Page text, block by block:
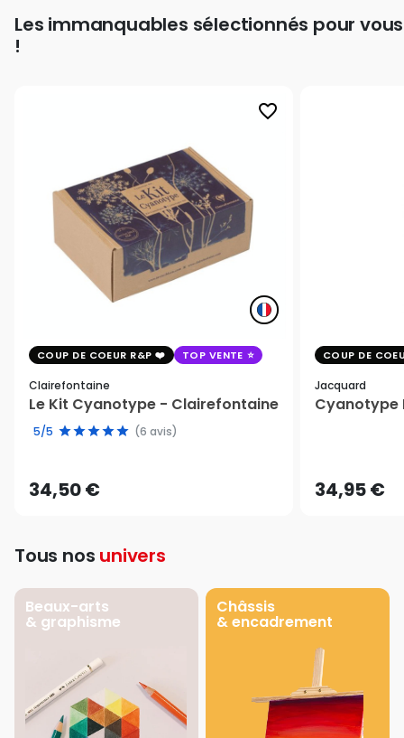
Les immanquables sélectionnés pour vous
!
favorite_border
COUP DE COEUR R&P TOP VENTE
Clairefontaine
Le Kit Cyanotype - Clairefontaine
5/5 (6 avis)
34,50 €
COUP DE
Jacquard
Cyanotype
34,95 €
Tous nos univers
Beaux-arts
& graphisme
Châssis
& encadrement